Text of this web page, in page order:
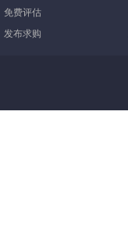
免费评估
发布求购